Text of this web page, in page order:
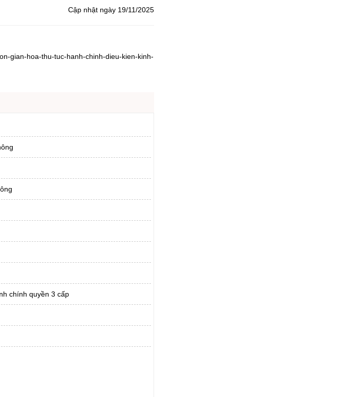
Cập nhật ngày 19/11/2025
gian-hoa-thu-tuc-hanh-chinh-dieu-kien-kinh-
chính quyền 3 cấp